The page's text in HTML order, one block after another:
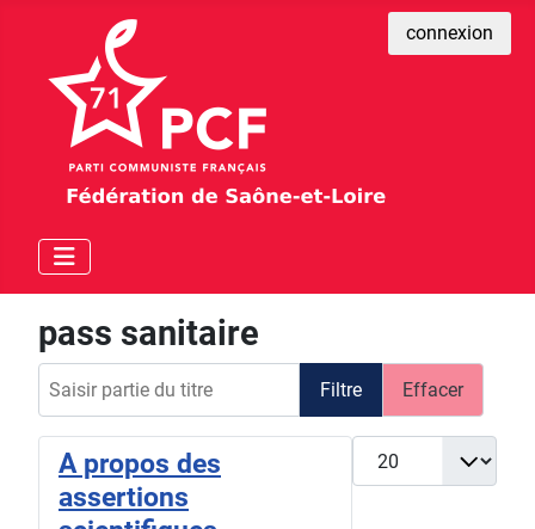
connexion
pass sanitaire
Filtre Effacer
Afficher #
A propos des
assertions